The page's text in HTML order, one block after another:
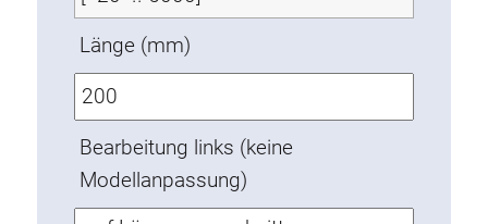
Doppelnutensteine
Hammermuttern
Verdrehsicherungen
Gewindeeinsätze
Bodenverbindungselemente
Rollenelemente
Kunststoffelemente
Länge (mm)
Bearbeitung links (keine
Modellanpassung)